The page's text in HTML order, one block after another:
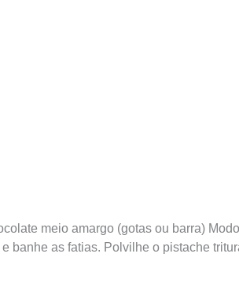
meio amargo (gotas ou barra)
banhe as fatias. Polvilhe o pistache